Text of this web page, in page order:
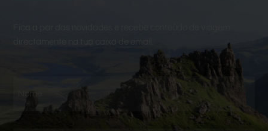
directamente na tua caixa de email.